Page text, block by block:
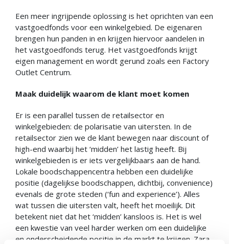
Een meer ingrijpende oplossing is het oprichten van een
vastgoedfonds voor een winkelgebied. De eigenaren
brengen hun panden in en krijgen hiervoor aandelen in
het vastgoedfonds terug. Het vastgoedfonds krijgt
eigen management en wordt gerund zoals een Factory
Outlet Centrum.
Maak duidelijk waarom de klant moet komen
Er is een parallel tussen de retailsector en
winkelgebieden: de polarisatie van uitersten. In de
retailsector zien we de klant bewegen naar discount of
high-end waarbij het ‘midden’ het lastig heeft. Bij
winkelgebieden is er iets vergelijkbaars aan de hand.
Lokale boodschappencentra hebben een duidelijke
positie (dagelijkse boodschappen, dichtbij, convenience)
evenals de grote steden (‘fun and experience’). Alles
wat tussen die uitersten valt, heeft het moeilijk. Dit
betekent niet dat het ‘midden’ kansloos is. Het is wel
een kwestie van veel harder werken om een duidelijke
en onderscheidende positie in de markt te krijgen. Zara,